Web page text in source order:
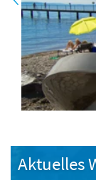
Aktuelles